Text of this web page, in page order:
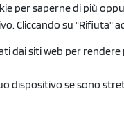
per saperne di più
Cliccando su "Rifiuta"
dai siti web per
dispositivo se sono